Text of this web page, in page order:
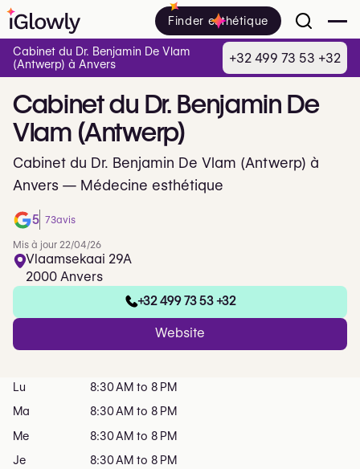
Finder esthétique
Cabinetdu Dr. Benjamin De
Vlam (Antwerp)
Cabinet du Dr. Benjamin De Vlam (Antwerp) à
Anvers — Médecine esthétique
5 73avis
Mis à jour 22/04/26
Vlaamsekaai 29A
2000 Anvers
+32 499 73 53 +32
Website
Lu
8:30 AM to 8 PM
Ma
8:30 AM to 8 PM
Me
8:30 AM to 8 PM
Je
8:30 AM to 8 PM
Cabinet du Dr. Benjamin De Vlam
(Antwerp) à Anvers
+32 499 73 53 +32